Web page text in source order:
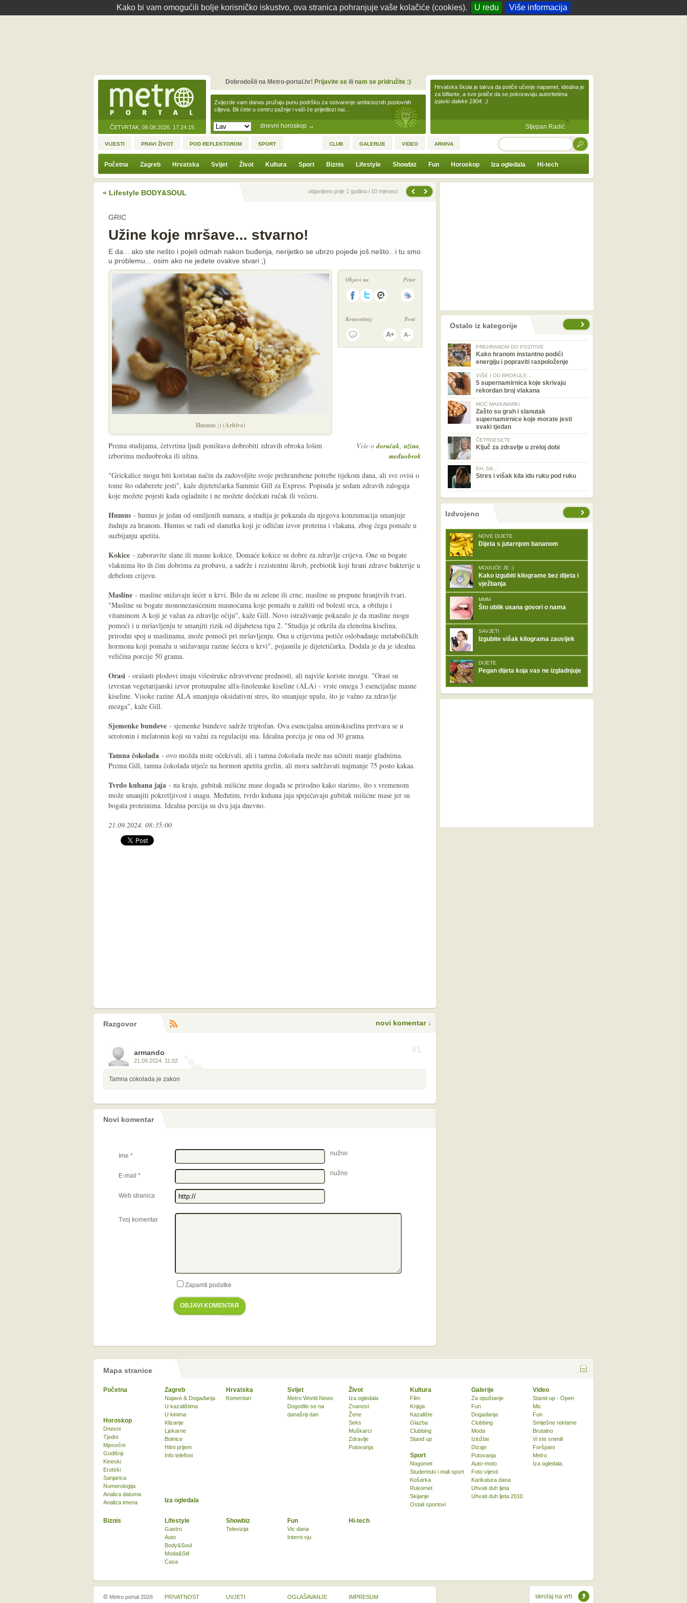
Kako bi vam omogućili bolje korisničko iskustvo, ova stranica pohranjuje vaše kolačiće (cookies). U redu Više informacija
ČETVRTAK, 06.08.2026. 17:24:15 dnevni horoskop →
Zvijezde vam danas pružaju punu podršku za ostvarenje ambicioznih poslovnih
ciljeva. Bit ćete u centru pažnje i vaši će prijedlozi nai…
Dobrodošli na Metro-portal.hr! Prijavite seili nam se pridružite :)
Hrvatska škola je takva da potiče učenje napamet, idealna je
za biflante, a sve potiče da se pokoravaju autoritetima
izjavio daleke 1904. :)
Stjepan Radić
VIJESTI PRAVI ŽIVOT POD REFLEKTOROM SPORT CLUB GALERIJE VIDEO ARHIVA TRAŽI
Početna Zagreb Hrvatska Svijet Život Kultura Sport Biznis Lifestyle Showbiz Fun Horoskop Iza ogledala Hi-tech
« Lifestyle BODY&SOUL Prethodna vijestobjavljeno prije 1 godinu i 10 mjeseci
GRIC
Užine koje mršave... stvarno!
E da... ako ste nešto i pojeli odmah nakon buđenja, nerijetko se ubrzo pojede još nešto.. i tu smo
u problemu... osim ako ne jedete ovakve stvari ;)
Hmmm ;) (Arhiva)
Objavi na Print
Komentiraj Font
Više odoručak, užina,
međuobrok
Prema studijama, četvrtina ljudi poništava dobrobiti zdravih obroka lošim
izborima međuobroka ili užina.
"Grickalice mogu biti koristan način da zadovoljite svoje prehrambene potrebe tijekom dana, ali sve ovisi o
tome što odaberete jesti", kaže dijetetičarka Sammie Gill za Express. Popisala je sedam zdravih zalogaja
koje možete pojesti kada ogladnite i ne možete dočekati ručak ili večeru.
Humus - humus je jedan od omiljenih namaza, a studija je pokazala da njegova konzumacija smanjuje
žudnju za hranom. Humus se radi od slanutka koji je odličan izvor proteina i vlakana, zbog čega pomaže u
suzbijanju apetita.
Kokice - zaboravite slane ili masne kokice. Domaće kokice su dobre za zdravlje crijeva. One su bogate
vlaknima što ih čini dobrima za probavu, a sadrže i rezistentni škrob, prebiotik koji hrani zdrave bakterije u
debelom crijevu.
Masline - masline snižavaju šećer u krvi. Bilo da su zelene ili crne, masline su prepune hranjivih tvari.
"Masline su bogate mononezasićenim masnoćama koje pomažu u zaštiti od bolesti srca, a obiluju i
vitaminom A koji je važan za zdravlje očiju", kaže Gill. Novo istraživanje pokazalo je da masline mogu
pomoći i u mršavljenju te smanjiti rizik od dijabetesa tipa 2. "Studija je otkrila da elenolna kiselina,
prirodni spoj u maslinama, može pomoći pri mršavljenju. Ona u crijevima potiče oslobađanje metaboličkih
hormona koji pomažu u snižavanju razine šećera u krvi", pojasnila je dijetetičarka. Dodala je da je idealna
veličina porcije 50 grama.
Orasi - orašasti plodovi imaju višestruke zdravstvene prednosti, ali najviše koriste mozgu. "Orasi su
izvrstan vegetarijanski izvor protuupalne alfa-linolenske kiseline (ALA) - vrste omega 3 esencijalne masne
kiseline. Visoke razine ALA smanjuju oksidativni stres, što smanjuje upalu, što je važno za zdravlje
mozga", kaže Gill.
Sjemenke bundeve - sjemenke bundeve sadrže triptofan. Ova esencijalna aminokiselina pretvara se u
serotonin i melatonin koji su važni za regulaciju sna. Idealna porcija je ona od 30 grama.
Tamna čokolada - ovo možda niste očekivali, ali i tamna čokolada može nas učiniti manje gladnima.
Prema Gill, tamna čokolada utječe na hormon apetita grelin, ali mora sadržavati najmanje 75 posto kakaa.
Tvrdo kuhana jaja - na kraju, gubitak mišićne mase događa se prirodno kako starimo, što s vremenom
može smanjiti pokretljivost i snagu. Međutim, tvrdo kuhana jaja sprječavaju gubitak mišićne mase jer su
bogata proteinima. Idealna porcija su dva jaja dnevno.
21.09.2024. 08:35:00
Razgovor
komentara
novi komentar ↓
armando
21.09.2024. 11:02
#1
Tamna cokolada je zakon
Novi komentar
Ime * nužno
E-mail * nužno
Web stranica
Tvoj komentar
Zapamti podatke
OBJAVI KOMENTAR
prethodno Ostalo iz kategorije
PREHRANOM DO POZITIVE
Kako hranom instantno podići
energiju i popraviti raspoloženje
VIŠE I OD BROKULE...
5 supernamirnica koje skrivaju
rekordan broj vlakana
MOĆ MAHUNARKI
Zašto su grah i slanutak
supernamirnice koje morate jesti
svaki tjedan
ČETRDESETE
Ključ za zdravlje u zreloj dobi
EH, DA...
Stres i višak kila idu ruku pod ruku
nema prethodne stranice
sljedećeIzdvojeno
NOVE DIJETE
Dijeta s jutarnjom bananom
MOGUĆE JE :)
Kako izgubiti kilograme bez dijeta i
vježbanja
MMM
Što oblik usana govori o nama
SAVJETI
Izgubite višak kilograma zauvijek
DIJETE
Pegan dijeta koja vas ne izgladnjuje
Mapa stranice
Početna Zagreb
Najave & Događanja
U kazalištima
U kinima
Klizanje
Ljekarne
Bolnice
Hitni prijem
Info telefoni
Hrvatska
Komentari
Svijet
Metro World News
Dogodilo se na
današnji dan
Život
Iza ogledala
Znanost
Žene
Seks
Muškarci
Zdravlje
Putovanja
Kultura
Film
Knjiga
Kazalište
Glazba
Clubbing
Stand up
Sport
Nogomet
Studentski i mali sport
Košarka
Rukomet
Skijanje
Ostali sportovi
Biznis Lifestyle
Gastro
Auto
Body&Soul
Moda&Stil
Casa
Showbiz
Televizija
Fun
Vic dana
Interni vju
Horoskop
Dnevni
Tjedni
Mjesečni
Godišnji
Kineski
Erotski
Sanjarica
Numerologija
Analiza datuma
Analiza imena
Iza ogledala
Hi-tech
Galerije
Za opuštanje
Fun
Događanja
Clubbing
Moda
Izložbe
Dizajn
Putovanja
Auto-moto
Foto vijesti
Karikatura dana
Uhvati duh ljeta
Uhvati duh ljeta 2010
Video
Stand-up - Open
Mic
Fun
Smiješne reklame
Brutalno
Vi ste snimili
Foršpani
Metro
Iza ogledala
skrolaj na vrh
© Metro portal 2026 PRIVATNOST UVJETI OGLAŠAVANJE IMPRESUM